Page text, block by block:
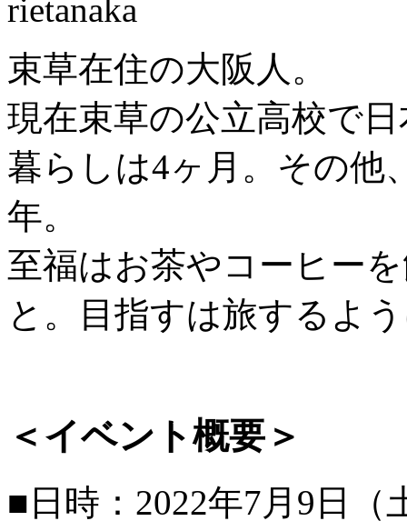
束草在住の大阪人。
現在束草の公立高校で
暮らしは4ヶ月。その他
年。
至福はお茶やコーヒー
と。目指すは旅するよ
＜イベント概要＞
■日時：2022年7月9日（